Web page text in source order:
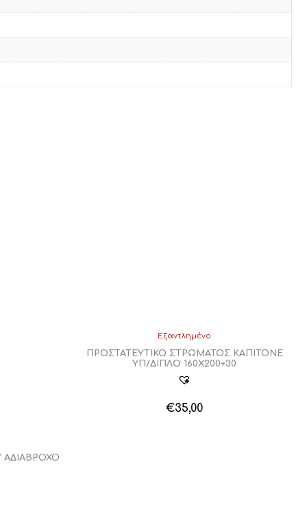
ΑΔΙΑΒΡΟΧΟ
Εξαντλημένο
ΠΡΟΣΤΑΤΕΥΤΙΚΟ ΣΤΡΩΜΑΤΟΣ ΚΑΠΙΤΟΝΕ
ΥΠ/ΔΙΠΛΟ 160Χ200+30
€35,00